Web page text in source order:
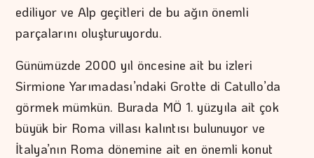
ediliyor ve Alp geçitleri de bu ağın önemli
parçalarını oluşturuyordu.
Günümüzde 2000 yıl öncesine ait bu izleri
Sirmione Yarımadası’ndaki Grotte di Catullo’da
görmek mümkün. Burada MÖ 1. yüzyıla ait çok
büyük bir Roma villası kalıntısı bulunuyor ve
İtalya’nın Roma dönemine ait en önemli konut